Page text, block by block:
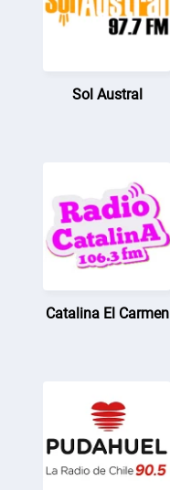
Sol Austral
Catalina El Carmen